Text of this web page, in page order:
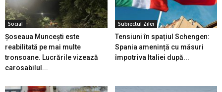
Social
Șoseaua Muncești este
reabilitată pe mai multe
tronsoane. Lucrările vizează
carosabilul...
Subiectul Zilei
Tensiuni în spațiul Schengen:
Spania amenință cu măsuri
împotriva Italiei după...